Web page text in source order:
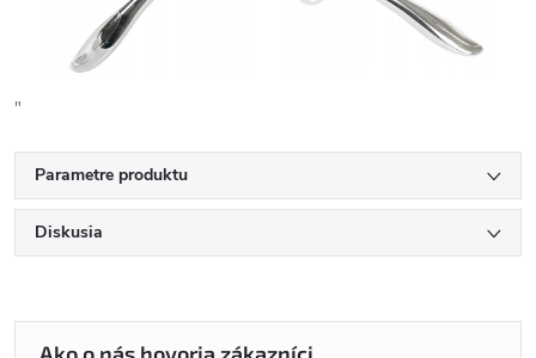
"
Parametre produktu
Diskusia